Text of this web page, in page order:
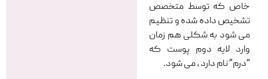
خاص که توسط متخصص
تشخیص داده شده و تنظیم
می شود به شکلی هم زمان
وارد لایه دوم پوست که
“درم” نام دارد ، می شود.